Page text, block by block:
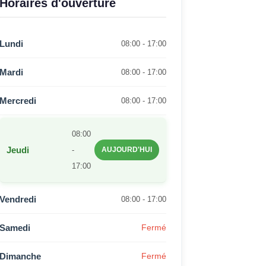
Horaires d'ouverture
Lundi 08:00 - 17:00
Mardi 08:00 - 17:00
Mercredi 08:00 - 17:00
Jeudi
08:00
-
17:00
AUJOURD'HUI
Vendredi 08:00 - 17:00
Samedi Fermé
Dimanche Fermé